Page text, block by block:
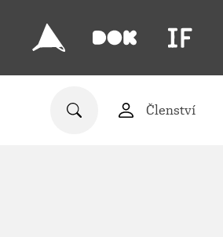
Členství